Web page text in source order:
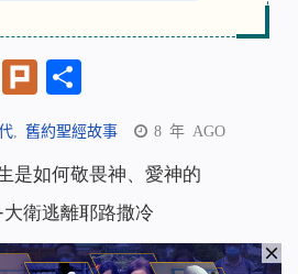
Twitter
Plurk
享
舊約聖經故事 8 年 AGO
是如何敬畏神、愛神的
衛逃離耶路撒冷